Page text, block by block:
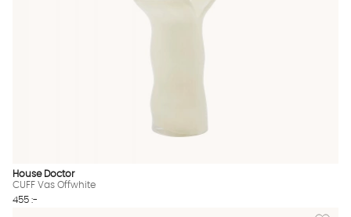
House Doctor
CUFF Vas Offwhite
455 :-
Lägg